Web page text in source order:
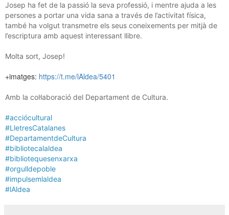
Josep ha fet de la passió la seva professió, i mentre ajuda a les
persones a portar una vida sana a través de l’activitat física,
també ha volgut transmetre els seus coneixements per mitjà de
l’escriptura amb aquest interessant llibre.
Molta sort, Josep!
+imatges: https://t.me/lAldea/5401
Amb la col·laboració del Departament de Cultura.
#acciócultural
#LletresCatalanes
#DepartamentdeCultura
#bibliotecalaldea
#bibliotequesenxarxa
#orgulldepoble
#impulsemlaldea
#lAldea